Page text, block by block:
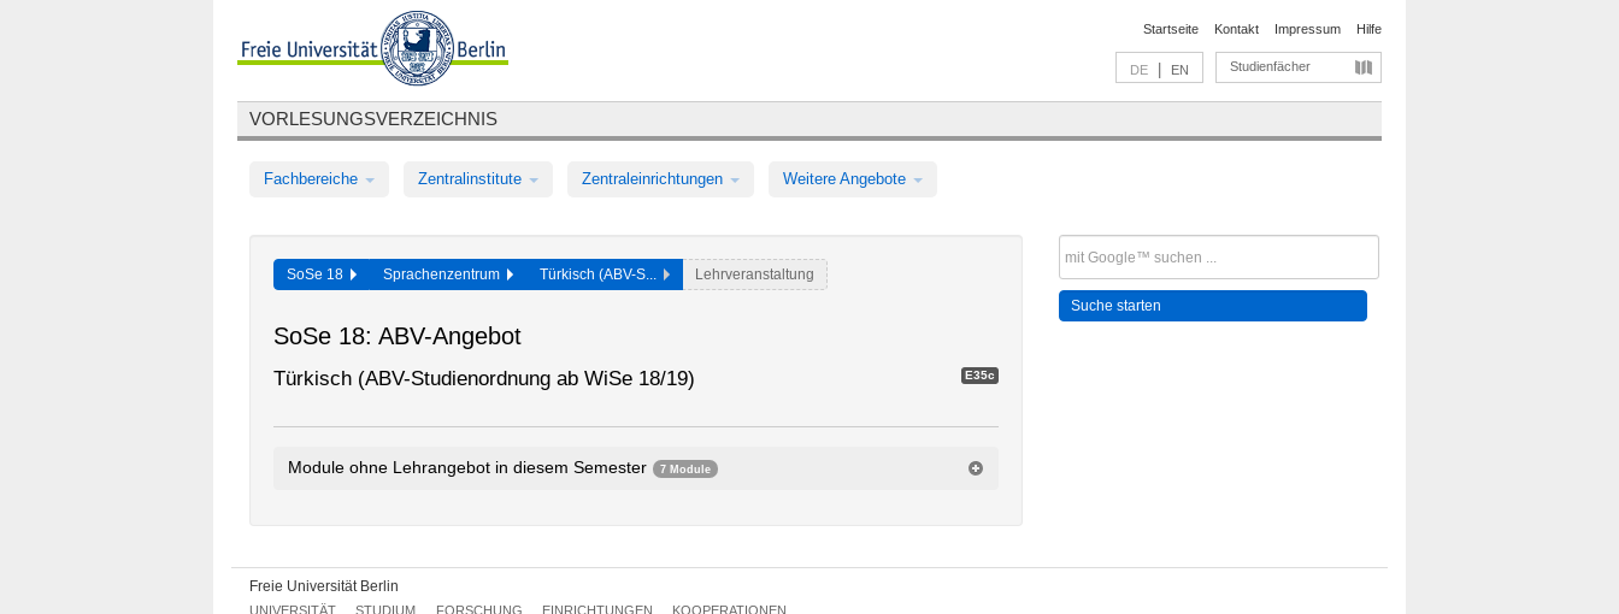
Startseite Kontakt Impressum Hilfe
DE EN Studienfächer
VORLESUNGSVERZEICHNIS
Fachbereiche Zentralinstitute Zentraleinrichtungen Weitere Angebote
SoSe 18 Sprachenzentrum Türkisch (ABV-S... Lehrveranstaltung
SoSe 18: ABV-Angebot
Türkisch (ABV-Studienordnung ab WiSe 18/19) E35c
Module ohne Lehrangebot in diesem Semester 7 Module
Türkisch ABV Grundmodul 3 0105dA1.58
Türkisch ABV Grundmodul 4
Freie Universität Berlin
UNIVERSITÄT STUDIUM FORSCHUNG EINRICHTUNGEN KOOPERATIONEN